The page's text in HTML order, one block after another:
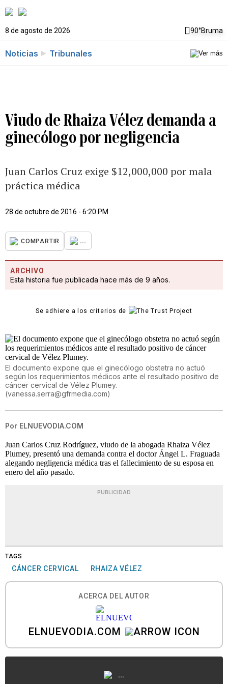
8 de agosto de 2026 90°Bruma
Noticias Tribunales
Viudo de Rhaiza Vélez demanda a
ginecólogo por negligencia
Juan Carlos Cruz exige $12,000,000 por mala
práctica médica
28 de octubre de 2016 - 6:20 PM
COMPARTIR ...
ARCHIVO
Esta historia fue publicada hace más de 9 años.
Se adhiere a los criterios de
El documento expone que el ginecólogo obstetra no actuó
según los requerimientos médicos ante el resultado positivo de
cáncer cervical de Vélez Plumey.
(vanessa.serra@gfrmedia.com)
Por ELNUEVODIA.COM
Juan Carlos Cruz Rodríguez, viudo de la abogada Rhaiza Vélez
Plumey, presentó una demanda contra el doctor Ángel L. Fraguada
alegando negligencia médica tras el fallecimiento de su esposa en
enero del año pasado.
PUBLICIDAD
TAGS
CÁNCER CERVICAL RHAIZA VÉLEZ
ACERCA DEL AUTOR
ELNUEVODIA.COM
...